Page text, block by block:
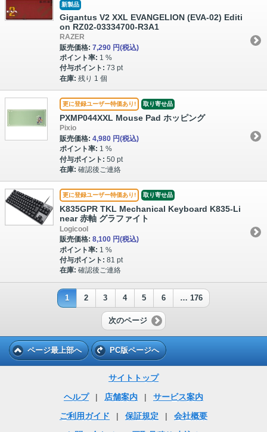
新製品
Gigantus V2 XXL EVANGELION (EVA-02) Editi
on RZ02-03334700-R3A1
RAZER
販売価格: 7,290 円(税込)
ポイント率: 1 %
付与ポイント: 73 pt
在庫: 残り 1 個
更に登録ユーザー特価あり! 取り寄せ品
PXMP044XXL Mouse Pad ホッピング
Pixio
販売価格: 4,980 円(税込)
ポイント率: 1 %
付与ポイント: 50 pt
在庫: 確認後ご連絡
更に登録ユーザー特価あり! 取り寄せ品
K835GPR TKL Mechanical Keyboard K835-Li
near 赤軸 グラファイト
Logicool
販売価格: 8,100 円(税込)
ポイント率: 1 %
付与ポイント: 81 pt
在庫: 確認後ご連絡
1 2 3 4 5 6 … 176
次のページ
ページ最上部へ PC版ページへ
サイトトップ
ヘルプ
| 店舗案内 |
サービス案内
ご利用ガイド
| 保証規定 |
会社概要